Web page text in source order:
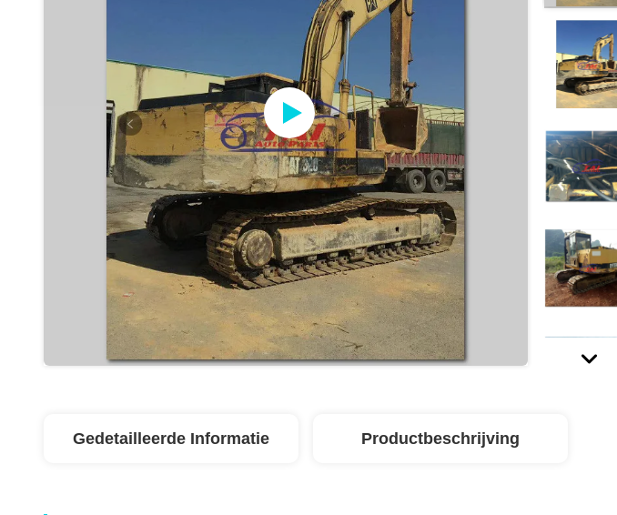
Gedetailleerde Informatie Productbeschrijving